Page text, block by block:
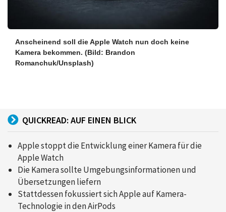
Anscheinend soll die Apple Watch nun doch keine
Kamera bekommen. (Bild: Brandon
Romanchuk/Unsplash)
QUICKREAD: AUF EINEN BLICK
Apple stoppt die Entwicklung einer Kamera für die
Apple Watch
Die Kamera sollte Umgebungsinformationen und
Übersetzungen liefern
Stattdessen fokussiert sich Apple auf Kamera-
Technologie in den AirPods